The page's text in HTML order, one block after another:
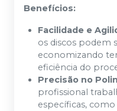
Benefícios:
Facilidade e
os discos podem
economizando
eficiência do
Precisão no
profissional
específicas,